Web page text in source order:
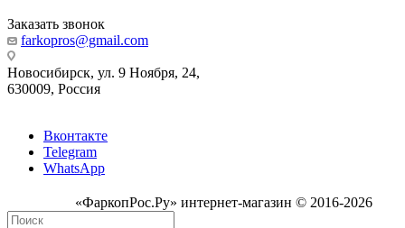
Заказать звонок
farkopros@gmail.com
Новосибирск, ул. 9 Ноября, 24,
630009, Россия
Вконтакте
Telegram
WhatsApp
«ФаркопРос.Ру» интернет-магазин © 2016-2026